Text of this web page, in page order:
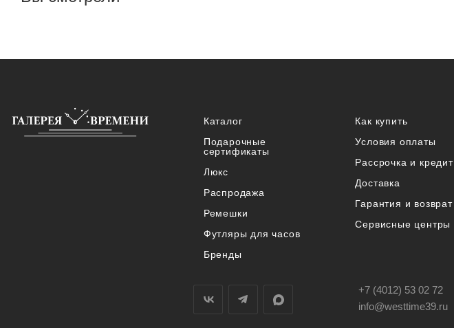
Каталог
Подарочные
сертификаты
Люкс
Распродажа
Ремешки
Футляры для часов
Бренды
Как купить
Условия оплаты
Рассрочка и кредит
Доставка
Гарантия и возврат
Сервисные центры
+7 (4012) 53 02 72
info@westtime39.ru